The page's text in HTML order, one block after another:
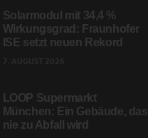
Solarmodul mit 34,4 %
Wirkungsgrad: Fraunhofer
ISE setzt neuen Rekord
LOOP Supermarkt
München: Ein Gebäude, das
nie zu Abfall wird